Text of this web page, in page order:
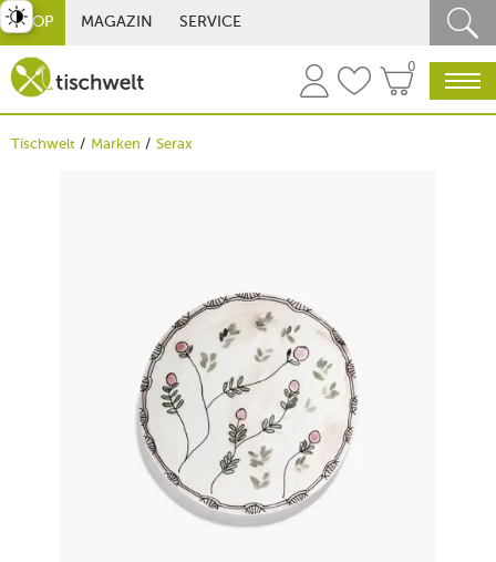
SHOP MAGAZIN SERVICE
0
Tischwelt Marken Serax
umschalten